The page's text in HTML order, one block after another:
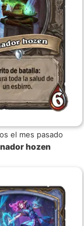
el mes pasado
hozen